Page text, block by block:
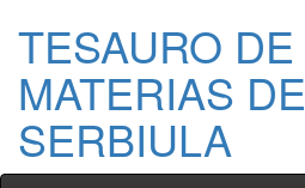
TESAURO DE
MATERIAS DE
SERBIULA